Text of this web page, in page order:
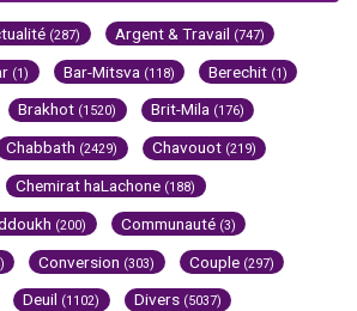
(287) Argent & Travail (747)
(1) Bar-Mitsva (118) Berechit (1)
Brakhot (1520) Brit-Mila (176)
Chabbath (2429) Chavouot (219)
Chemirat haLachone (188)
(200) Communauté (3)
Conversion (303) Couple (297)
Deuil (1102) Divers (5037)